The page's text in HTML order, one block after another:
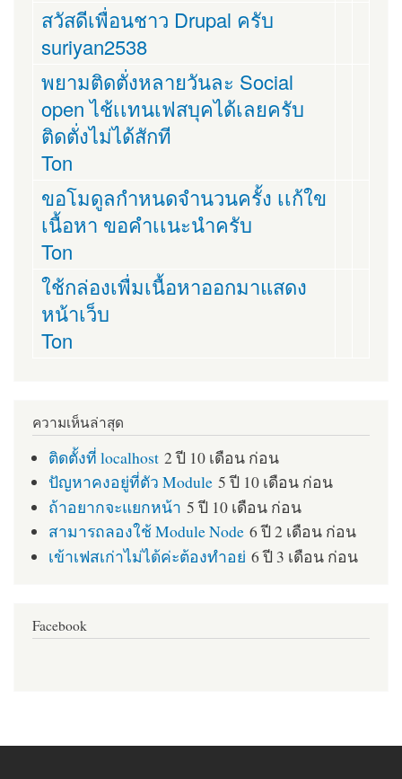
สวัสดีเพื่อนชาว Drupal ครับ
suriyan2538
พยามติดตั่งหลายวันละ Social
open ไช้เเทนเฟสบุคได้เลยครับ
ติดตั่งไม่ได้สักที
Ton
ขอโมดูลกำหนดจำนวนครั้ง เเก้ใข
เนื้อหา ขอคำเเนะนำครับ
Ton
ใช้กล่องเพื่มเนื้อหาออกมาแสดง
หน้าเว็บ
Ton
ความเห็นล่าสุด
ติดตั้งที่ localhost 2 ปี 10 เดือน ก่อน
ปัญหาคงอยู่ที่ตัว Module 5 ปี 10 เดือน ก่อน
ถ้าอยากจะแยกหน้า 5 ปี 10 เดือน ก่อน
สามารถลองใช้ Module Node 6 ปี 2 เดือน ก่อน
เข้าเฟสเก่าไม่ได้ค่ะต้องทำอย่ 6 ปี 3 เดือน ก่อน
Facebook